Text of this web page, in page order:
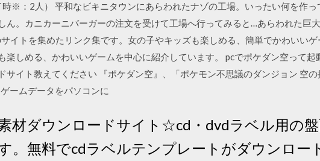
※：2人） 平和なビキニタウンにあらわれたナゾの工場。いったい何を作っ
ん。カニカーニバーガーの注文を受けて工場へ行ってみると…あらわれた巨
イトを集めたリンク集です。女の子やキッズも楽しめる、簡単でかわいいゲ
しめる、かわいいゲームを中心に紹介しています。 pcでポケダン空って起
サイト教えてください 『ポケダン空』、「ポケモン不思議のダンジョン 空の
ームデータをパソコンに
材ダウンロードサイト☆cd・dvdラベル用の
。無料でcdラベルテンプレートがダウンロー